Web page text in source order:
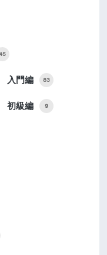
入門編 83
初級編 9